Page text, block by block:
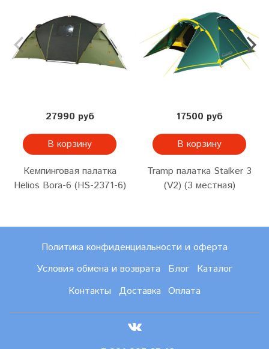
27990 руб
В корзину
Кемпинговая палатка
Helios Bora-6 (HS-2371-6)
17500 руб
В корзину
Tramp палатка Stalker 3
(V2) (3 местная)
Политика конфиденциальности и оферта
Условия обмена и возврата
Блог
Каталог
Контакты
Доставка Оплата